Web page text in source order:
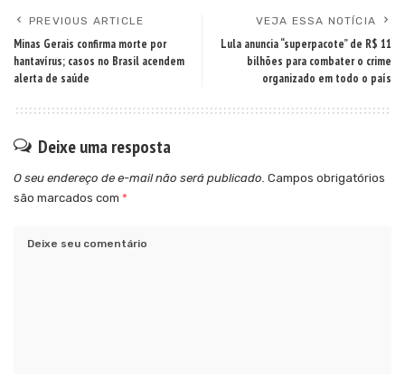
PREVIOUS ARTICLE
Minas Gerais confirma morte por
hantavírus; casos no Brasil acendem
alerta de saúde
VEJA ESSA NOTÍCIA
Lula anuncia “superpacote” de R$ 11
bilhões para combater o crime
organizado em todo o país
Deixe uma resposta
O seu endereço de e-mail não será publicado. Campos obrigatórios
são marcados com *